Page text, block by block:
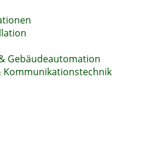
Gebäudeautomation
Kommunikationstechnik